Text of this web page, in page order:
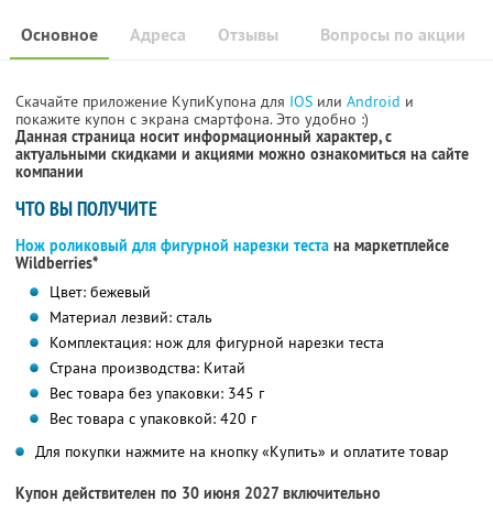
Основное Отзывы Вопросы по акции
Адреса
Скачайте приложение КупиКупона для IOS или Android и
покажите купон с экрана смартфона. Это удобно :)
Данная страница носит информационный характер, с
актуальными скидками и акциями можно ознакомиться на сайте
компании
ЧТО ВЫ ПОЛУЧИТЕ
Нож роликовый для фигурной нарезки теста на маркетплейсе
Wildberries*
Цвет: бежевый
Материал лезвий: сталь
Комплектация: нож для фигурной нарезки теста
Страна производства: Китай
Вес товара без упаковки: 345 г
Вес товара с упаковкой: 420 г
Для покупки нажмите на кнопку «Купить» и оплатите товар
Купон действителен по 30 июня 2027 включительно